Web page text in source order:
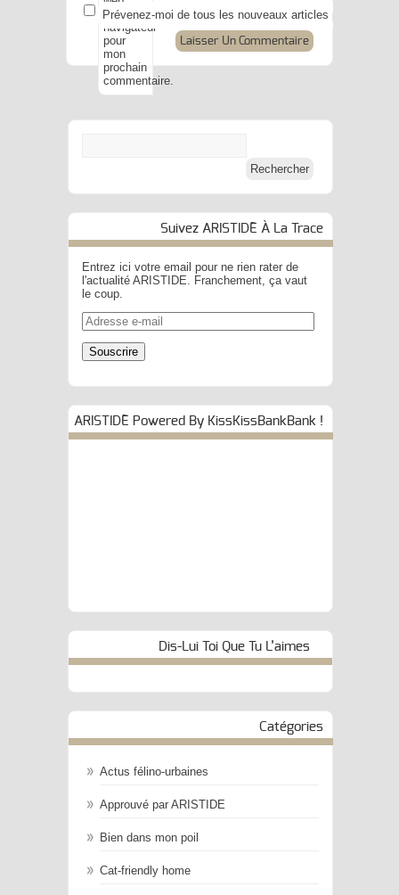
dans le
navigateur
pour
mon
prochain
commentaire.
Prévenez-moi de tous les nouveaux articles par e-mail.
Suivez ARISTIDE À La Trace
Entrez ici votre email pour ne rien rater de
l'actualité ARISTIDE. Franchement, ça vaut
le coup.
Adresse
e-
mail
Souscrire
ARISTIDE Powered By KissKissBankBank !
Dis-Lui Toi Que Tu L’aimes
Catégories
Actus félino-urbaines
Approuvé par ARISTIDE
Bien dans mon poil
Cat-friendly home